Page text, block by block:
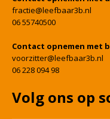
fractie@leefbaar3b.nl
06 55740500
Contact opnemen met
voorzitter@leefbaar3b.nl
06 228 094 98
Volg ons op